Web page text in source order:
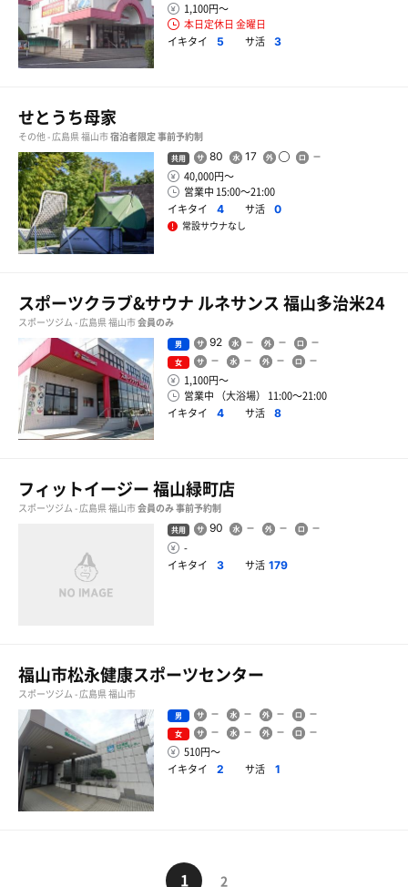
1,100円〜
本日定休日 金曜日
イキタイ
5 サ活 3
せとうち母家
その他 - 広島県 福山市宿泊者限定事前予約制
共用 80 17
40,000円〜
営業中 15:00〜21:00
イキタイ
4 サ活
0
常設サウナなし
スポーツクラブ&サウナ ルネサンス 福山多治米24
スポーツジム - 広島県 福山市会員のみ
男 92
女
1,100円〜
営業中 （大浴場） 11:00〜21:00
イキタイ
4 サ活 8
フィットイージー 福山緑町店
スポーツジム - 広島県 福山市会員のみ事前予約制
共用 90
-
イキタイ
3 サ活 179
福山市松永健康スポーツセンター
スポーツジム - 広島県 福山市
男
女
510円〜
イキタイ
2 サ活 1
1 2